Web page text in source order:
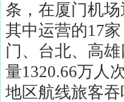
条，在厦门机
其中运营的17
门、台北、高
量1320.66万人
地区航线旅客吞